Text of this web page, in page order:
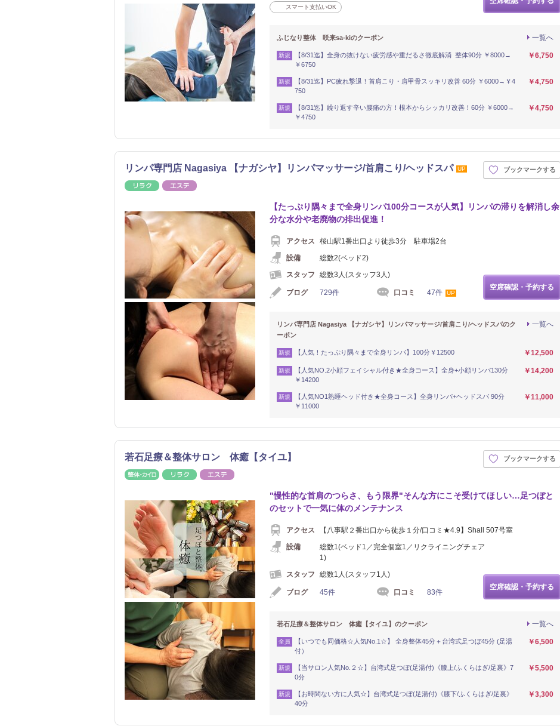
スマート支払いOK
一覧へ
ふじなり整体 咲来sa-kiのクーポン
新規
【8/31迄】全身の抜けない疲労感や重だるさ徹底解消 整体90分 ￥8000→
￥6750
￥6,750
新規
【8/31迄】PC疲れ撃退！首肩こり・肩甲骨スッキリ改善 60分 ￥6000→￥4
750
￥4,750
新規
【8/31迄】繰り返す辛い腰痛の方！根本からシッカリ改善！60分 ￥6000→
￥4750
￥4,750
リンパ専門店 Nagasiya 【ナガシヤ】リンパマッサージ/首肩こり/ヘッドスパ UP
リラク
ブックマークする
【たっぷり隅々まで全身リンパ100分コースが人気】リンパの滞りを解消し余
分な水分や老廃物の排出促進！
アクセス
桜山駅1番出口より徒歩3分 駐車場2台
設備
総数2(ベッド2)
スタッフ
総数3人(スタッフ3人)
ブログ 729件 口コミ 47件 UP
空席確認・予約する
一覧へ
リンパ専門店 Nagasiya 【ナガシヤ】リンパマッサージ/首肩こり/ヘッドスパのク
ーポン
新規 【人気！たっぷり隅々まで全身リンパ】100分￥12500 ￥12,500
新規
【人気NO.2小顔フェイシャル付き★全身コース】全身+小顔リンパ130分
￥14200
￥14,200
新規
【人気NO1熟睡ヘッド付き★全身コース】全身リンパ+ヘッドスパ 90分
￥11000
￥11,000
若石足療＆整体サロン 体癒【タイユ】
整体・カイロリラク
ブックマークする
"慢性的な首肩のつらさ、もう限界"そんな方にこそ受けてほしい…足つぼと
のセットで一気に体のメンテナンス
アクセス
【八事駅２番出口から徒歩１分/口コミ★4.9】Shall 507号室
設備
総数1(ベッド1／完全個室1／リクライニングチェア
1)
スタッフ
総数1人(スタッフ1人)
ブログ 45件 口コミ 83件
空席確認・予約する
一覧へ
若石足療＆整体サロン 体癒【タイユ】のクーポン
全員
【いつでも同価格☆人気No.1☆】 全身整体45分＋台湾式足つぼ45分 (足湯
付）
￥6,500
新規
【当サロン人気No.２☆】台湾式足つぼ(足湯付)《膝上/ふくらはぎ/足裏》7
0分
￥5,500
新規
【お時間ない方に人気☆】台湾式足つぼ(足湯付)《膝下/ふくらはぎ/足裏》
40分
￥3,300